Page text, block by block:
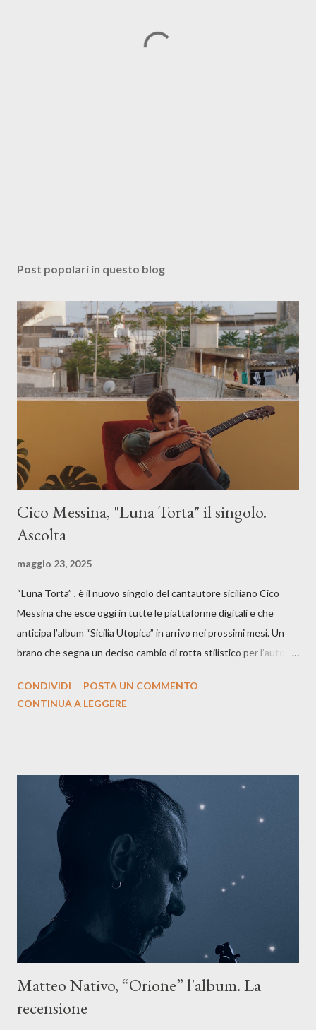
Post popolari in questo blog
Cico Messina, "Luna Torta" il singolo.
Ascolta
maggio 23, 2025
“Luna Torta” , è il nuovo singolo del cantautore siciliano Cico
Messina che esce oggi in tutte le piattaforme digitali e che
anticipa l’album “Sicilia Utopica” in arrivo nei prossimi mesi. Un
brano che segna un deciso cambio di rotta stilistico per l’autore
testo ibrido tra italiano e siciliano, e un’urgenza espressiva che
La canzone racconta la difficoltà di creare, e perfino di esistere,
sotto il peso della realtà. Ma lo fa cercando una via d’uscita, una
forma di assoluzione, nel vivere e nel suonare, nel trovare respiro
anche quando l’aria sembra farsi più densa. Il brano è anche una
dichiarazione d’intenti: Cico Messina apre il suo nuovo percorso
artistico con una composizi...
CONDIVIDI
POSTA UN COMMENTO
CONTINUA A LEGGERE
Matteo Nativo, “Orione” l'album. La
recensione